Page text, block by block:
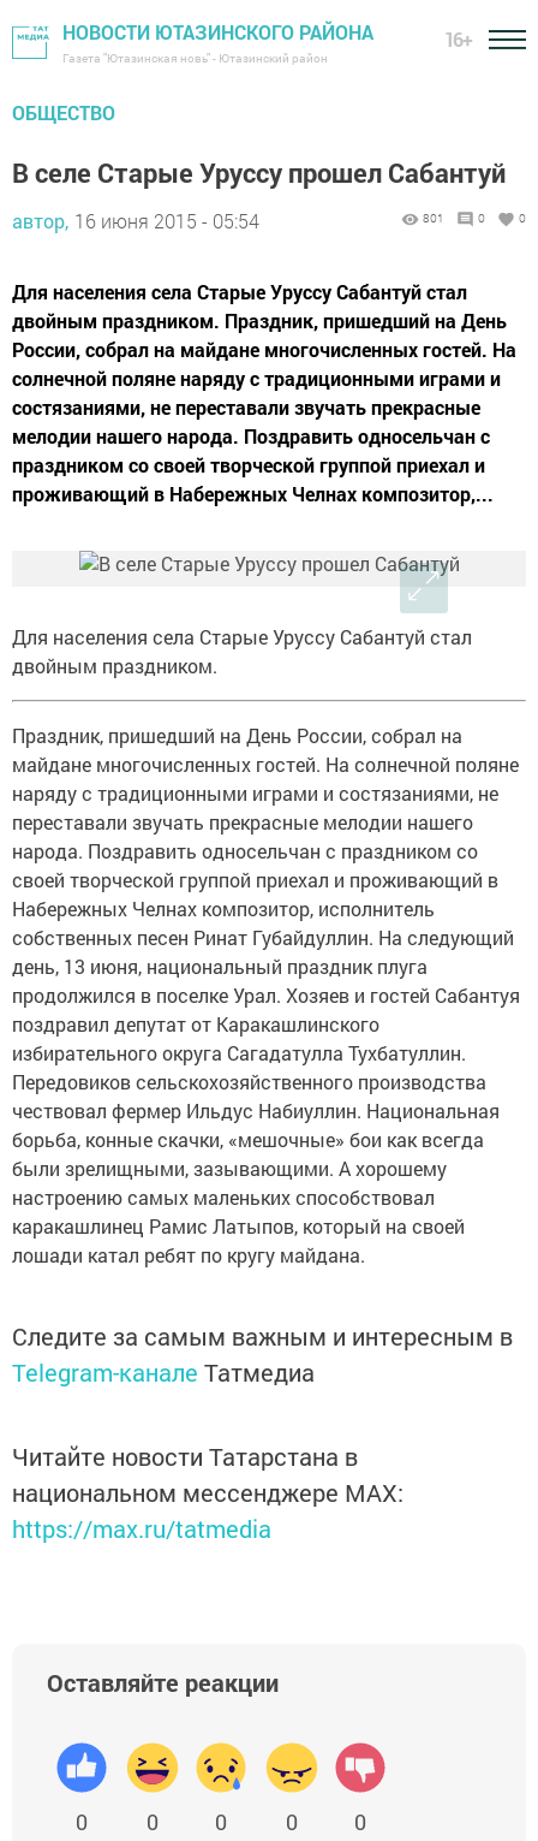
НОВОСТИ ЮТАЗИНСКОГО РАЙОНА
Газета "Ютазинская новь" - Ютазинский район
16+
ОБЩЕСТВО
В селе Старые Уруссу прошел Сабантуй
автор, 16 июня 2015 - 05:54 801 0 0
Для населения села Старые Уруссу Сабантуй стал
двойным праздником. Праздник, пришедший на День
России, собрал на майдане многочисленных гостей. На
солнечной поляне наряду с традиционными играми и
состязаниями, не переставали звучать прекрасные
мелодии нашего народа. Поздравить односельчан с
праздником со своей творческой группой приехал и
проживающий в Набережных Челнах композитор,...
Для населения села Старые Уруссу Сабантуй стал
двойным праздником.
Праздник, пришедший на День России, собрал на
майдане многочисленных гостей. На солнечной поляне
наряду с традиционными играми и состязаниями, не
переставали звучать прекрасные мелодии нашего
народа. Поздравить односельчан с праздником со
своей творческой группой приехал и проживающий в
Набережных Челнах композитор, исполнитель
собственных песен Ринат Губайдуллин. На следующий
день, 13 июня, национальный праздник плуга
продолжился в поселке Урал. Хозяев и гостей Сабантуя
поздравил депутат от Каракашлинского
избирательного округа Сагадатулла Тухбатуллин.
Передовиков сельскохозяйственного производства
чествовал фермер Ильдус Набиуллин. Национальная
борьба, конные скачки, «мешочные» бои как всегда
были зрелищными, зазывающими. А хорошему
настроению самых маленьких способствовал
каракашлинец Рамис Латыпов, который на своей
лошади катал ребят по кругу майдана.
Следите за самым важным и интересным в
Telegram-канале Татмедиа
Читайте новости Татарстана в
национальном мессенджере MАХ:
https://max.ru/tatmedia
Оставляйте реакции
0 0 0 0 0